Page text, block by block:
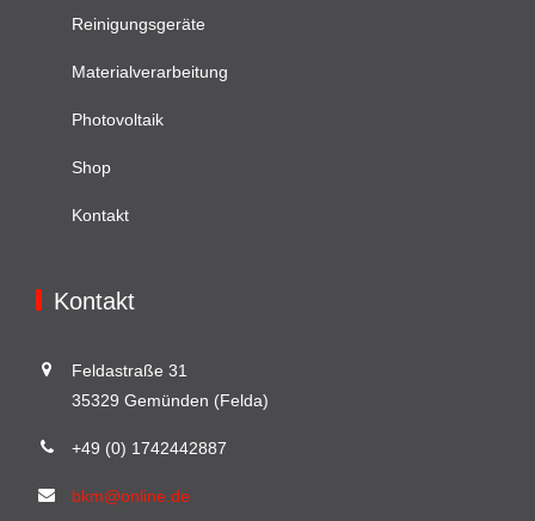
Reinigungsgeräte
Materialverarbeitung
Photovoltaik
Shop
Kontakt
Kontakt
Feldastraße 31
35329 Gemünden (Felda)
+49 (0) 1742442887
bkm@online.de